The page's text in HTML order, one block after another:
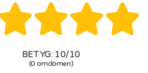

BETYG: 10/10
(0 omdömen)